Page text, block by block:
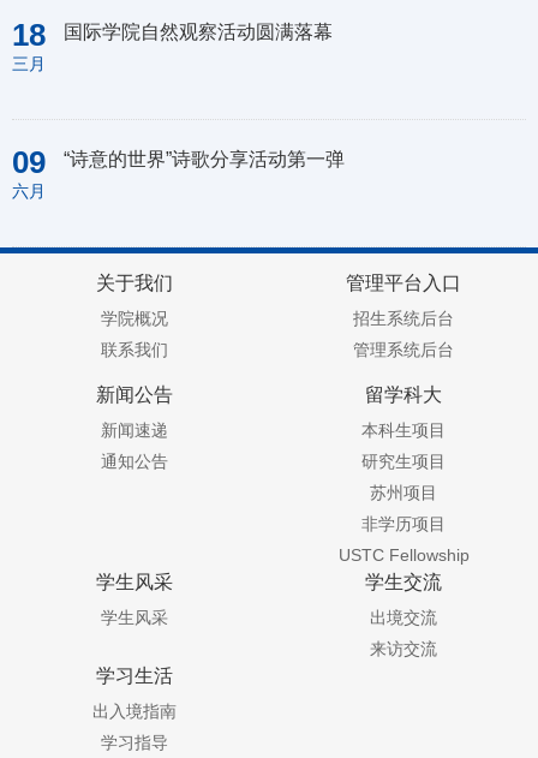
18
三月
国际学院自然观察活动圆满落幕
09
六月
“诗意的世界”诗歌分享活动第一弹
关于我们
学院概况
联系我们
管理平台入口
招生系统后台
管理系统后台
新闻公告
新闻速递
通知公告
留学科大
本科生项目
研究生项目
苏州项目
非学历项目
USTC Fellowship
学生风采
学生风采
学生交流
出境交流
来访交流
学习生活
出入境指南
学习指导